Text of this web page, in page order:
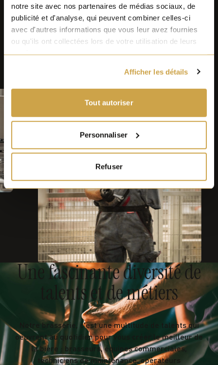
notre site avec nos partenaires de médias sociaux, de
publicité et d'analyse, qui peuvent combiner celles-ci
avec d'autres informations que vous leur avez fournies
ou qu'ils ont collectées lors de votre utilisation de leurs
Afficher les détails
Tout autoriser
Personnaliser
Refuser
Une fascinante diversité de
talents et de métiers
Notre brasserie, c'est une multitude de talents qui
oeuvrent au quotidien pour vous créer le meilleur de
la bière : brasseurs, équipes commerciales,
techniciens de maintenance, opérateurs